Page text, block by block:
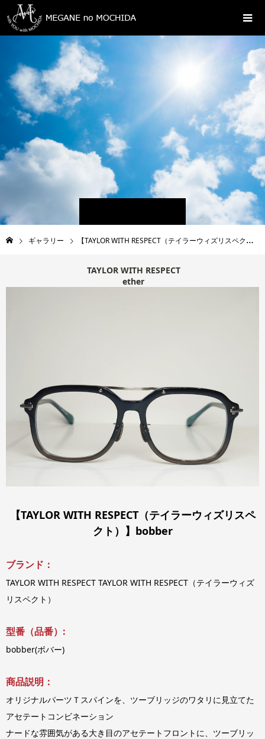
ギャラリー 【TAYLOR WITH RESPECT（テイラーウィズリスペクト）】bobber
TAYLOR WITH RESPECT
ether
【TAYLOR WITH RESPECT（テイラーウィズリスペ
クト）】bobber
ブランド：
TAYLOR WITH RESPECT TAYLOR WITH RESPECT（テイラーウィズ
リスペクト）
型番（品番）:
bobber(ボバー)
商品説明：
オリジナルパーツＴスパインを、ツーブリッジのワタリに見立てた
アセテートコンビネーション
ナードな雰囲気がある大き目のアセテートフロントに、ツーブリッ